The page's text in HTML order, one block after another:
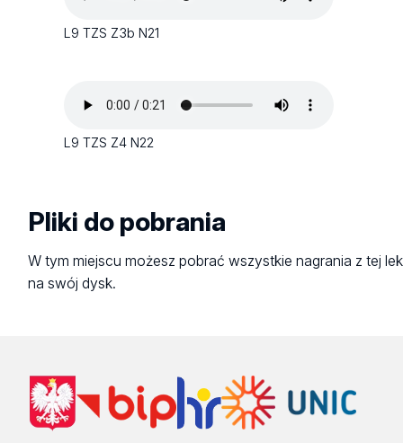
L9 TZS Z3b N21
L9 TZS Z4 N22
Pliki do pobrania
W tym miejscu możesz pobrać wszystkie nagrania z tej
na swój dysk.